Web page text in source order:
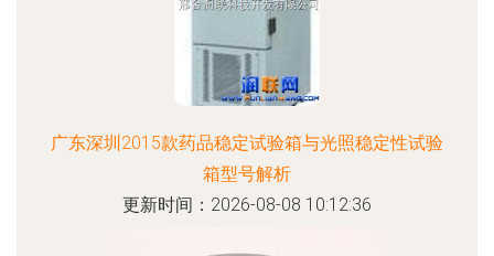
广东深圳2015款药品稳定试验箱与光照稳定性试验
箱型号解析
更新时间：2026-08-08 10:12:36